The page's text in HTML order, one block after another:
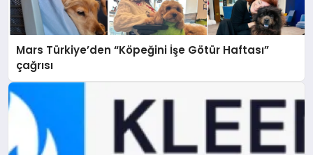
Mars Türkiye’den “Köpeğini İşe Götür Haftası”
çağrısı